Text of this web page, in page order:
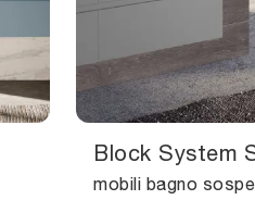
Block System